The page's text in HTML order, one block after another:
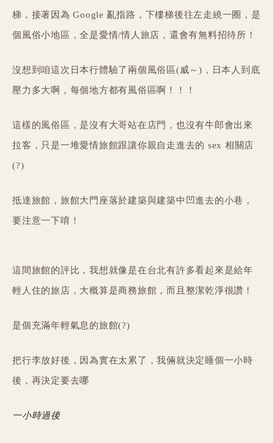
梯，接著因為 Google 亂指路，下樓梯後往左走繞一圈，是
個風俗小地區，全是愛情/情人旅店，還會有無料招待所！
沒想到咱這次日本行體驗了兩個風俗區(威～)，日本人到底
壓力多大啊，每個地方都有風俗區啊！！！
這樣的風俗區，是沒有大哥站在店門，也沒有牛郎會出來
拉客，只是一堆愛情旅館跟讓你親自走進去的 sex 相關店
(?)
抵達旅館，旅館大門座落於建築與建築中凹進去的小巷，
要注意一下唷！
這間旅館的評比，我想就像是在台北有許多看起來是給年
輕人住的旅店，大概算是商務旅館，而且整潔乾淨很讚！
是個充滿年輕氣息的旅館(?)
把行李放好後，因為實在太累了，我倆就決定睡個一小時
後，再決定要去哪
一小時過後